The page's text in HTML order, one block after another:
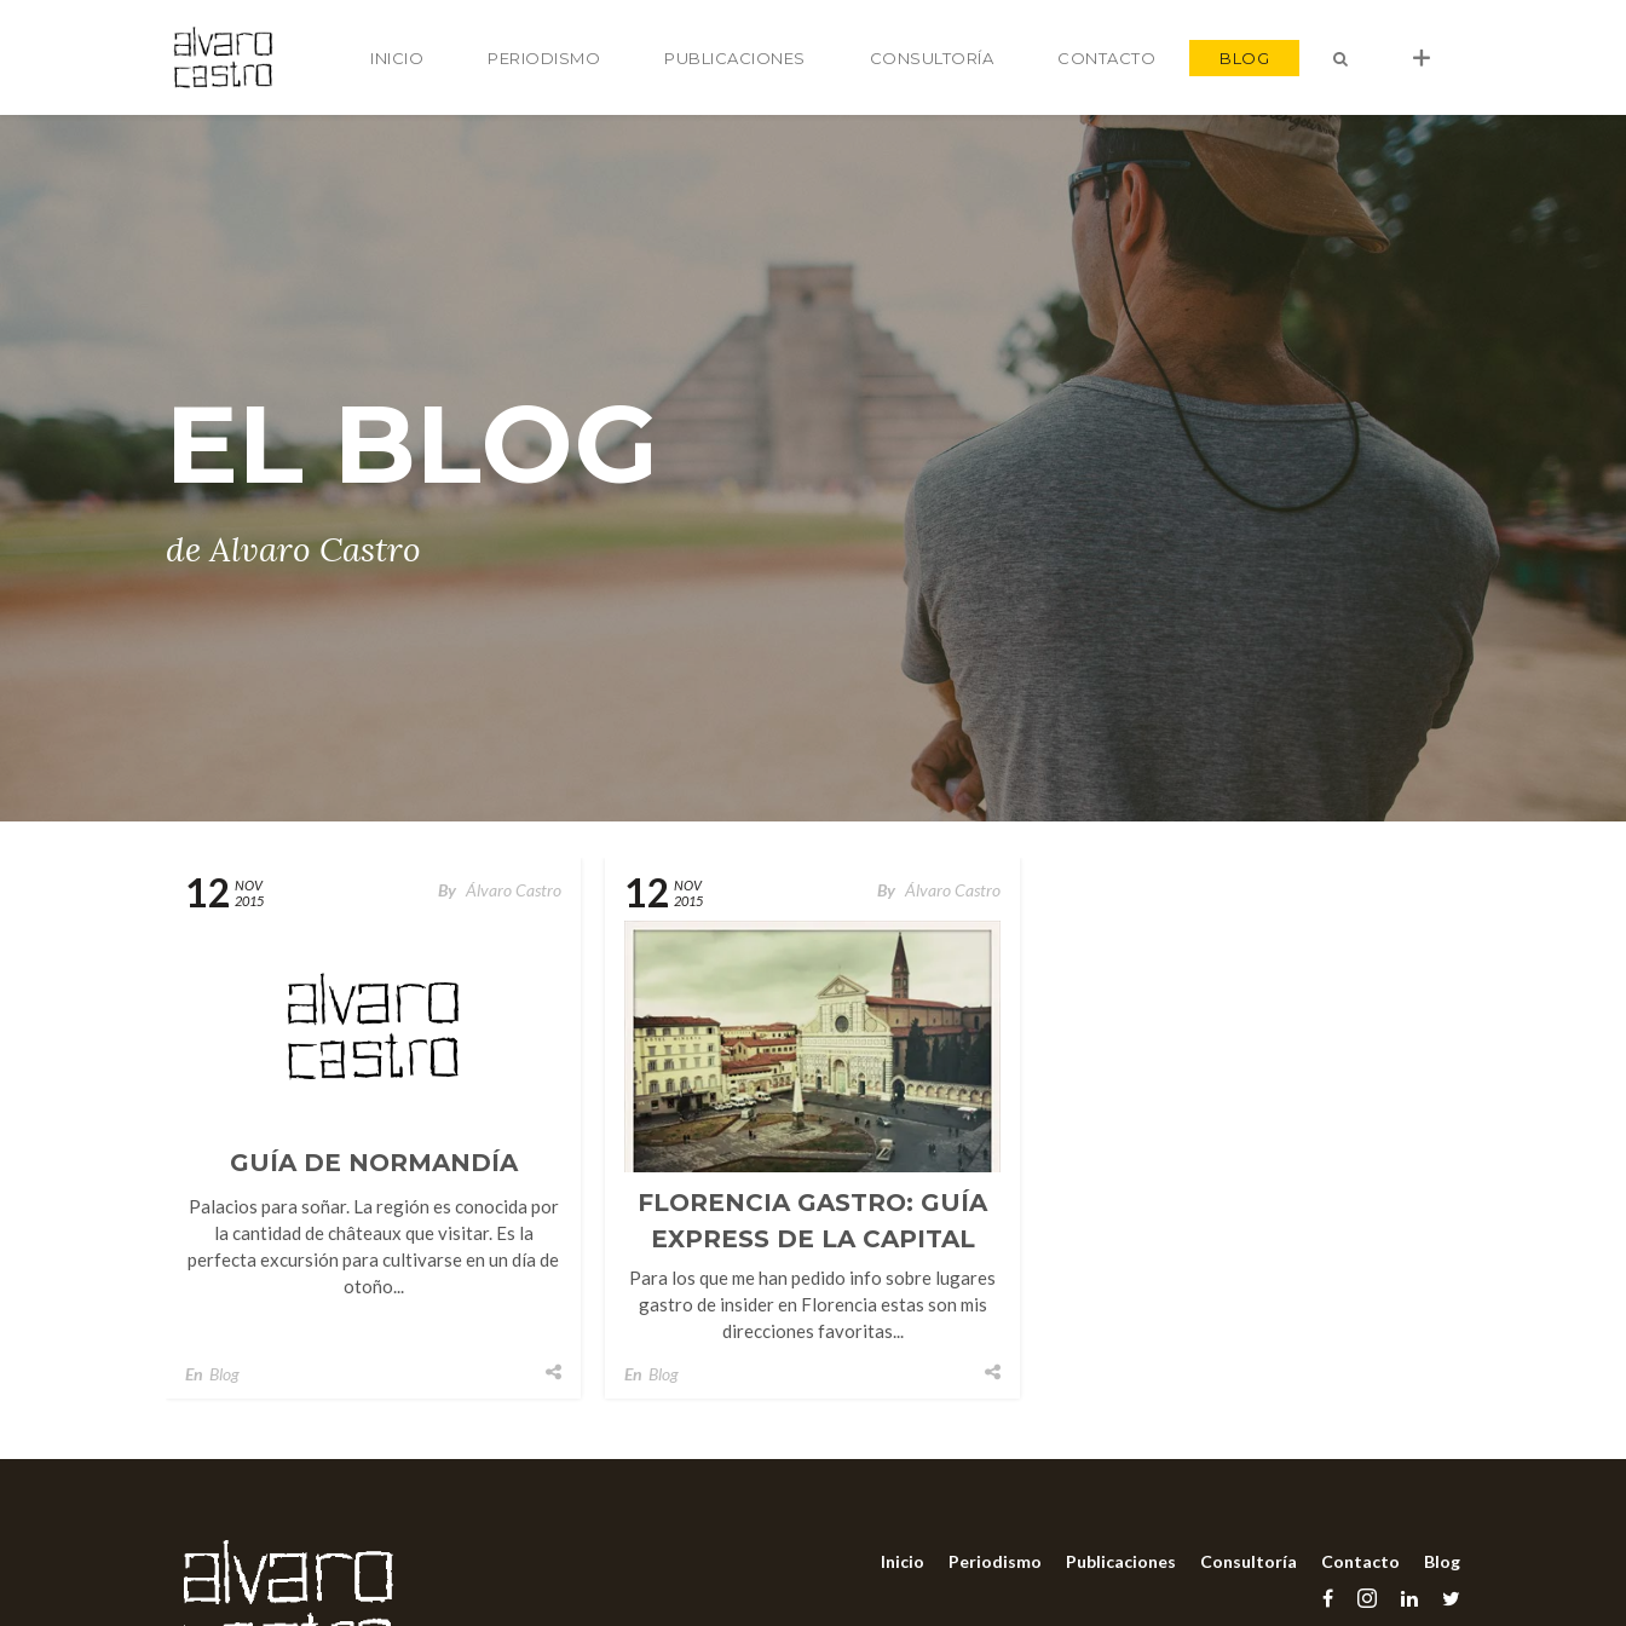
INICIO PERIODISMO PUBLICACIONES CONSULTORÍA CONTACTO BLOG
alvaro@alvarocastro.com
EL BLOG
de Alvaro Castro
12 NOV
2015
By Álvaro Castro
GUÍA DE NORMANDÍA
Palacios para soñar. La región es conocida por
la cantidad de châteaux que visitar. Es la
perfecta excursión para cultivarse en un día de
otoño...
En Blog
12 NOV
2015
By Álvaro Castro
FLORENCIA GASTRO: GUÍA
EXPRESS DE LA CAPITAL
TOSCANA
Para los que me han pedido info sobre lugares
gastro de insider en Florencia estas son mis
direcciones favoritas...
En Blog
Inicio Periodismo Publicaciones Consultoría Contacto Blog